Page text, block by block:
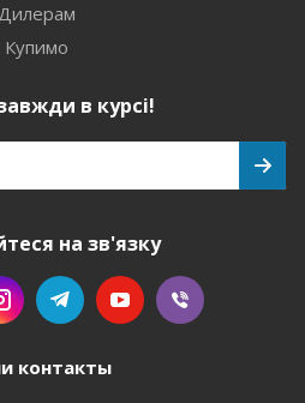
Купимо
в курсі!
на зв'язку
контакты